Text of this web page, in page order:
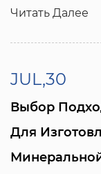
Читать Далее
JUL,30
Выбор
Для